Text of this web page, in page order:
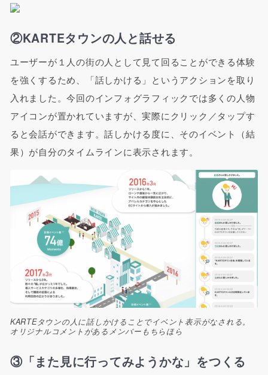
②KARTEタウンの人と話せる
ユーザーが１人の街の人として見て回ることができる体験
を強くするため、「話しかける」というアクションを取り
入れました。今回のインフォグラフィックでは多くの人物
アイコンが置かれていますが、実際にクリック／タップす
ると会話ができます。話しかける度に、そのイベント（結
果）が自分のタイムラインに表示されます。
KARTEタウンの人に話しかけることでイベント表示がなされる。
オリジナルコメントがあるメンバーもちらほら
③「また見に行ってみようかな」をつくる